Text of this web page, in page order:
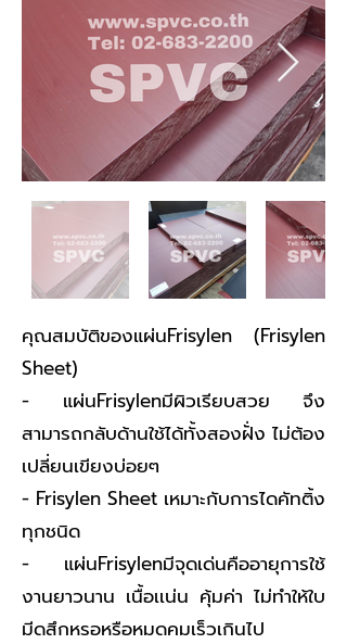
คุณสมบัติของแผ่นFrisylen (Frisylen
Sheet)
- แผ่นFrisylenมีผิวเรียบสวย จึง
สามารถกลับด้านใช้ได้ทั้งสองฝั่ง ไม่ต้อง
เปลี่ยนเขียงบ่อยๆ
- Frisylen Sheet เหมาะกับการไดคัทติ้ง
ทุกชนิด
- แผ่นFrisylenมีจุดเด่นคืออายุการใช้
งานยาวนาน เนื้อเเน่น คุ้มค่า ไม่ทำให้ใบ
มีดสึกหรอหรือหมดคมเร็วเกินไป